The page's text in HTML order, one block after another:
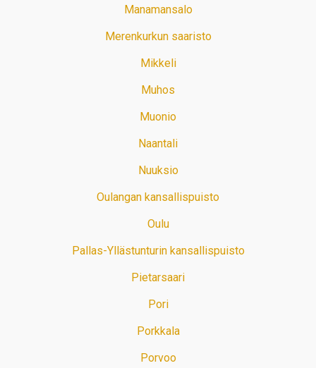
Manamansalo
Merenkurkun saaristo
Mikkeli
Muhos
Muonio
Naantali
Nuuksio
Oulangan kansallispuisto
Oulu
Pallas-Yllästunturin kansallispuisto
Pietarsaari
Pori
Porkkala
Porvoo